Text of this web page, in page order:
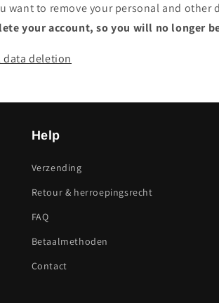
want to remove your personal and other
your account, so you will no longer
data deletion
Help
Verzending
Retour & herroepingsrecht
FAQ
Betaalmethoden
Contact